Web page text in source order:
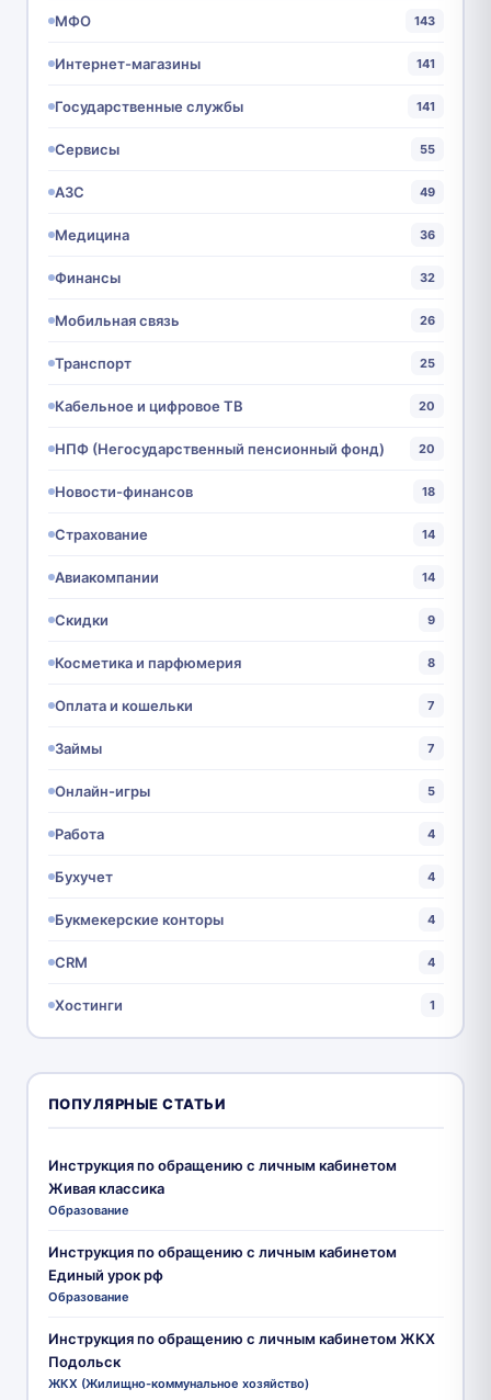
МФО 143
Интернет-магазины 141
Государственные службы 141
Сервисы 55
АЗС 49
Медицина 36
Финансы 32
Мобильная связь 26
Транспорт 25
Кабельное и цифровое ТВ 20
НПФ (Негосударственный пенсионный фонд) 20
Новости-финансов 18
Страхование 14
Авиакомпании 14
Скидки 9
Косметика и парфюмерия 8
Оплата и кошельки 7
Займы 7
Онлайн-игры 5
Работа 4
Бухучет 4
Букмекерские конторы 4
CRM 4
Хостинги 1
ПОПУЛЯРНЫЕ СТАТЬИ
Инструкция по обращению с личным кабинетом
Живая классика
Образование
Инструкция по обращению с личным кабинетом
Единый урок рф
Образование
Инструкция по обращению с личным кабинетом ЖКХ
Подольск
ЖКХ (Жилищно-коммунальное хозяйство)